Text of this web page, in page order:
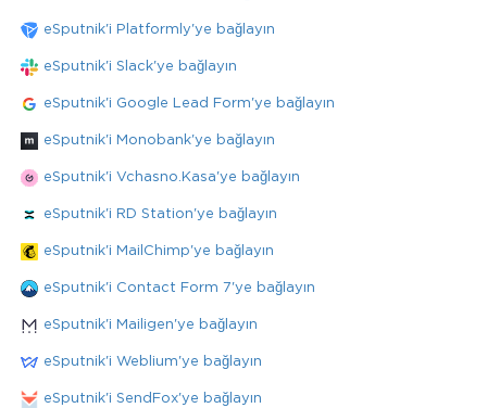
eSputnik'i Platformly'ye bağlayın
eSputnik'i Slack'ye bağlayın
eSputnik'i Google Lead Form'ye bağlayın
eSputnik'i Monobank'ye bağlayın
eSputnik'i Vchasno.Kasa'ye bağlayın
eSputnik'i RD Station'ye bağlayın
eSputnik'i MailChimp'ye bağlayın
eSputnik'i Contact Form 7'ye bağlayın
eSputnik'i Mailigen'ye bağlayın
eSputnik'i Weblium'ye bağlayın
eSputnik'i SendFox'ye bağlayın